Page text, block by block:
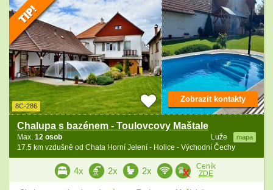
8C-286
Chalupa s bazénem - Toulovcovy Maštale
Luže mapa
Max. 12 osob
17.5 km vzdušně od Chata Horní Jelení - Holice - Východní Čechy
Zobrazit kontakty
4x 2x 2x
Ceník
ZDE